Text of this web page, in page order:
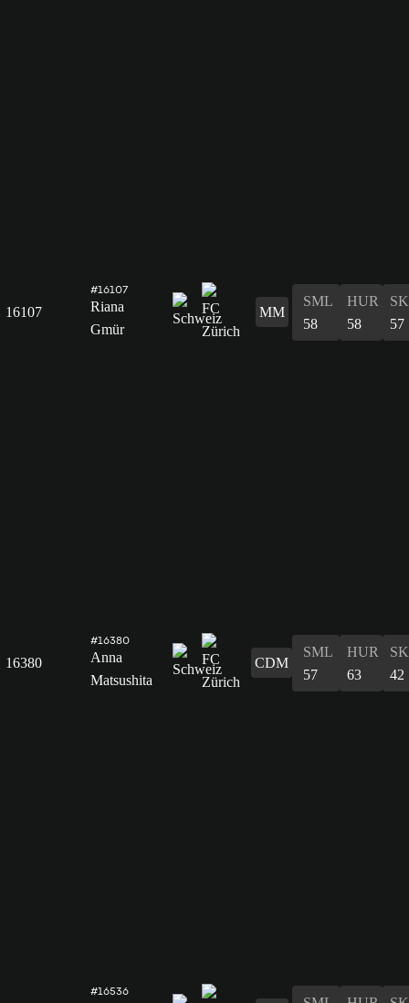
16107
#16107
Riana
Gmür
MM
SML
58
HUR
58
57
16380
#16380
Anna
Matsushita
CDM
SML
57
HUR
63
42
#16536